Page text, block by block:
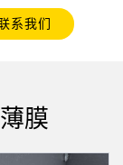
系我们
VISION
膜